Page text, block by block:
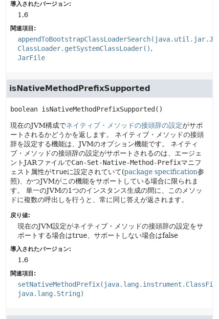
導入されたバージョン:
1.6
関連項目:
ClassLoader.getSystemClassLoader()
JarFile
isNativeMethodPrefixSupported
boolean isNativeMethodPrefixSupported ()
現在のJVM構成でネイティブ・メソッドの接頭辞の設定がサポ
ートされるかどうかを返します。
ネイティブ・メソッドの接頭
辞を設定する機能は、JVMのオプション機能です。
ネイティ
ブ・メソッドの接頭辞の設定がサポートされるのは、エージェ
ントJARファイルでCan-Set-Native-Method-Prefixマニフ
ェスト属性がtrueに設定されていて(package specification参
照)、かつJVMがこの機能をサポートしている場合に限られま
す。
単一のJVMの1つのインスタンス生成の間に、このメソッ
ドに複数の呼出しを行うと、常に同じ答えが返されます。
戻り値:
現在のJVM設定がネイティブ・メソッドの接頭辞の設定をサ
ポートする場合はtrue、サポートしない場合はfalse
導入されたバージョン:
1.6
関連項目:
java.lang.String)